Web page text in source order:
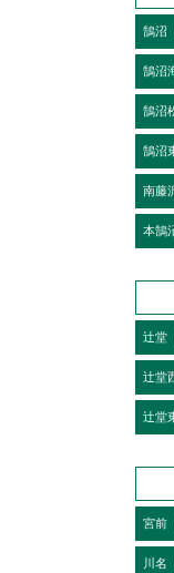
鵠沼
鵠沼
鵠沼
鵠沼
南藤
本鵠
辻堂
辻堂
辻堂
宮前
川名